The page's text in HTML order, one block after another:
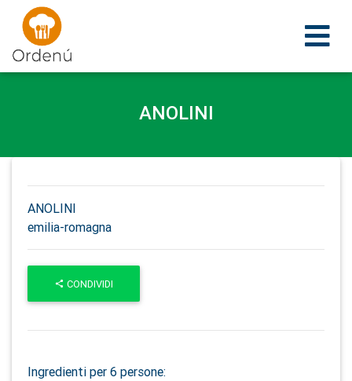
Ordenu
ANOLINI
ANOLINI
emilia-romagna
CONDIVIDI
Ingredienti per 6 persone: